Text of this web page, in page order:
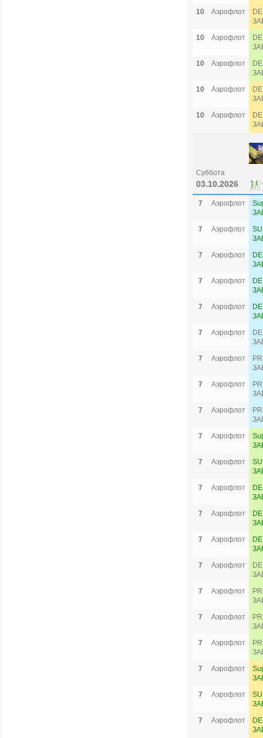
10
Аэрофлот
10
Аэрофлот
10
Аэрофлот
10
Аэрофлот
10
Аэрофлот
Суббота
03.10.2026
7 Аэрофлот
7
Аэрофлот
7
Аэрофлот
7
Аэрофлот
7
Аэрофлот
7
Аэрофлот
7
Аэрофлот
7
Аэрофлот
7
Аэрофлот
7
Аэрофлот
7
Аэрофлот
7
Аэрофлот
7
Аэрофлот
7
Аэрофлот
7
Аэрофлот
7
Аэрофлот
7
Аэрофлот
7
Аэрофлот
7
Аэрофлот
7
Аэрофлот
7
Аэрофлот